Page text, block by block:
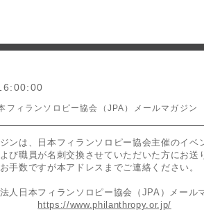
フィランソロピー協会（JPA）メールマガジ
ンは、日本フィランソロピー協会主催のイベ
び職員が名刺交換させていただいた方にお送
手数ですが本アドレスまでご連絡ください。
人日本フィランソロピー協会（JPA）メール
https://www.philanthropy.or.jp/